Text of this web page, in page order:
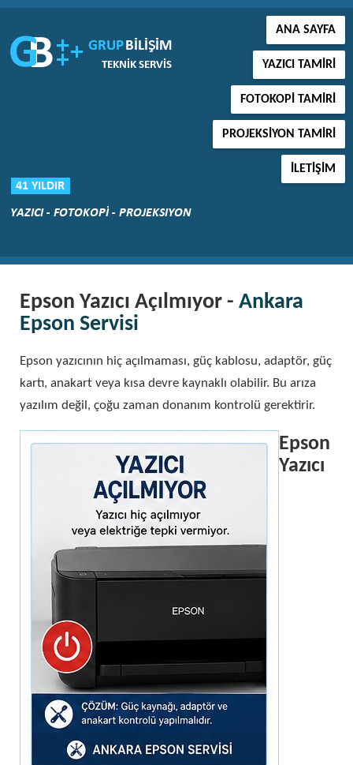
ANA SAYFA
YAZICI TAMIRI
FOTOKOPI TAMIRI
PROJEKSIYON TAMIRI
İLETIŞIM
Epson Yazıcı Açılmıyor - Ankara
Epson Servisi
Epson yazıcının hiç açılmaması, güç kablosu, adaptör, güç
kartı, anakart veya kısa devre kaynaklı olabilir. Bu arıza
yazılım değil, çoğu zaman donanım kontrolü gerektirir.
Epson
Yazıcı